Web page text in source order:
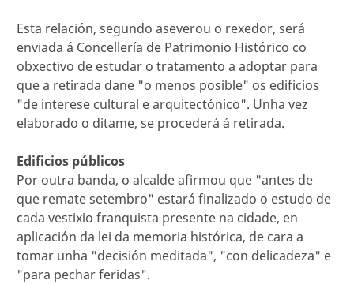
Esta relación, segundo aseverou o rexedor, será
enviada á Concellería de Patrimonio Histórico co
obxectivo de estudar o tratamento a adoptar para
que a retirada dane "o menos posible" os edificios
"de interese cultural e arquitectónico". Unha vez
elaborado o ditame, se procederá á retirada.
Edificios públicos
Por outra banda, o alcalde afirmou que "antes de
que remate setembro" estará finalizado o estudo de
cada vestixio franquista presente na cidade, en
aplicación da lei da memoria histórica, de cara a
tomar unha "decisión meditada", "con delicadeza" e
"para pechar feridas".